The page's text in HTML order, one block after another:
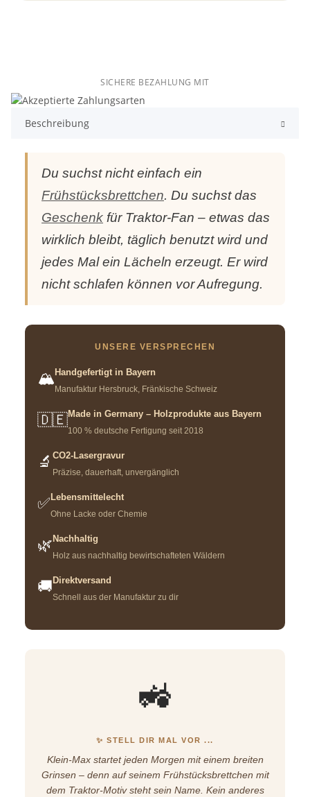
SICHERE BEZAHLUNG MIT
Beschreibung
Du suchst nicht einfach ein
Frühstücksbrettchen. Du suchst das
Geschenk für Traktor-Fan – etwas das
wirklich bleibt, täglich benutzt wird und
jedes Mal ein Lächeln erzeugt. Er wird
nicht schlafen können vor Aufregung.
🚜
✨ STELL DIR MAL VOR ...
Klein-Max startet jeden Morgen mit einem breiten
Grinsen – denn auf seinem Frühstücksbrettchen mit
dem Traktor-Motiv steht sein Name. Kein anderes
UNSERE VERSPRECHEN
🏔️ Handgefertigt in Bayern
Manufaktur Hersbruck, Fränkische Schweiz
🇩🇪Made in Germany – Holzprodukte aus Bayern
100 % deutsche Fertigung seit 2018
🔬 CO2-Lasergravur
Präzise, dauerhaft, unvergänglich
✅ Lebensmittelecht
Ohne Lacke oder Chemie
🌿 Nachhaltig
Holz aus nachhaltig bewirtschafteten Wäldern
🚚 Direktversand
Schnell aus der Manufaktur zu dir